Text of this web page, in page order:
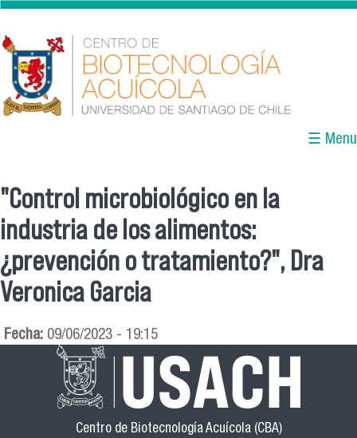
Pasar al contenido principal
☰ Menu
Se encuentra usted aquí
"Control microbiológico en la
industria de los alimentos:
¿prevención o tratamiento?", Dra
Veronica Garcia
Fecha: 09/06/2023 - 19:15
Centro de Biotecnología Acuícola (CBA)